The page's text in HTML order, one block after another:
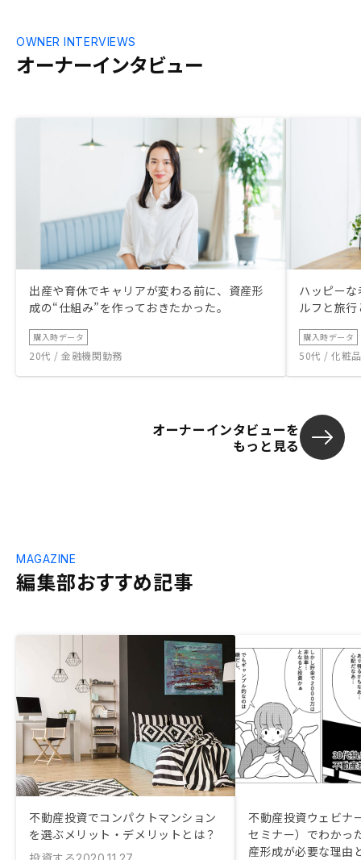
オーナーインタビュー
OWNER INTERVIEWS
出産や育休でキャリアが変わる前に、資産形
成の“仕組み”を作っておきたかった。
購入時データ
20代 / 金融機関勤務
ハッピー
ルフと旅
購入時データ
50代 / 化粧
オーナーインタビューを
もっと見る
編集部おすすめ記事
MAGAZINE
不動産投資でコンパクトマンション
を選ぶメリット・デメリットとは？
不動産投資ウェビナ
セミナー）でわかっ
産形成が必要な理由